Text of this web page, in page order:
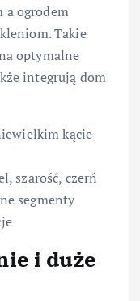
a ogrodem
Takie
optymalne
integrują dom
kącie
szarość, czerń
segmenty
i duże